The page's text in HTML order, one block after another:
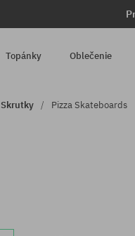
Topánky Oblečenie
Skrutky Pizza Skateboards